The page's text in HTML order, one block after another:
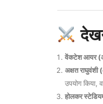
वेंकटेश आयर
अक्षत
उपयोग किया,
होलकर